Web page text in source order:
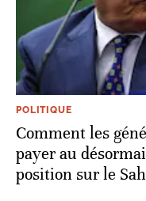
POLITIQUE
Comment les
payer au
position sur le